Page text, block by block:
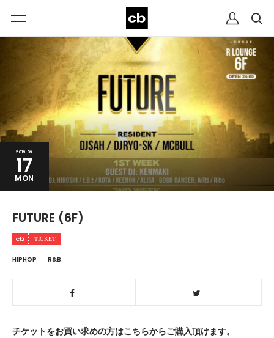
2019.06
17
MON
FUTURE (6F)
HIPHOP R&B
チケットをお買い求めの方はこちらからご購入頂けます。